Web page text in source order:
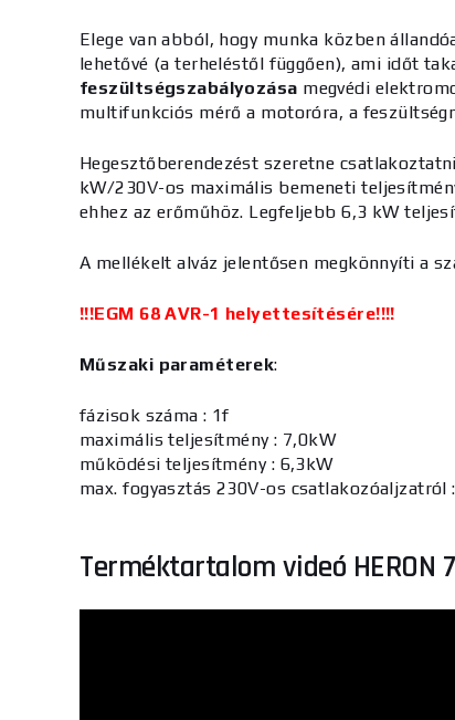
Elege van abból, hogy munka közben
lehetővé (a terheléstől függően), ami időt
feszültségszabályozása megvédi
multifunkciós mérő a motoróra, a
Hegesztőberendezést szeretne
kW/230V-os maximális bemeneti
ehhez az erőműhöz. Legfeljebb 6,3 kW
A mellékelt alváz jelentősen megkönnyíti a
!!!EGM 68 AVR-1 helyettesítésére!!!!
Műszaki paraméterek:
fázisok száma : 1f
maximális teljesítmény : 7,0kW
működési teljesítmény : 6,3kW
max. fogyasztás 230V-os csatlakozóaljzatról :
Terméktartalom videó HERON